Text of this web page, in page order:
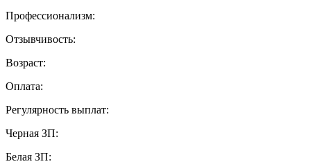
Профессионализм:
Отзывчивость:
Возраст:
Оплата:
Регулярность выплат:
Черная ЗП:
Белая ЗП: